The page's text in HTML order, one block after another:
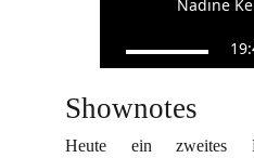
Heute ein
Shownotes